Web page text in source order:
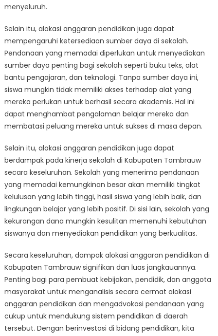
menyeluruh.
Selain itu, alokasi anggaran pendidikan juga dapat
mempengaruhi ketersediaan sumber daya di sekolah.
Pendanaan yang memadai diperlukan untuk menyediakan
sumber daya penting bagi sekolah seperti buku teks, alat
bantu pengajaran, dan teknologi. Tanpa sumber daya ini,
siswa mungkin tidak memiliki akses terhadap alat yang
mereka perlukan untuk berhasil secara akademis. Hal ini
dapat menghambat pengalaman belajar mereka dan
membatasi peluang mereka untuk sukses di masa depan.
Selain itu, alokasi anggaran pendidikan juga dapat
berdampak pada kinerja sekolah di Kabupaten Tambrauw
secara keseluruhan. Sekolah yang menerima pendanaan
yang memadai kemungkinan besar akan memiliki tingkat
kelulusan yang lebih tinggi, hasil siswa yang lebih baik, dan
lingkungan belajar yang lebih positif. Di sisi lain, sekolah yang
kekurangan dana mungkin kesulitan memenuhi kebutuhan
siswanya dan menyediakan pendidikan yang berkualitas.
Secara keseluruhan, dampak alokasi anggaran pendidikan di
Kabupaten Tambrauw signifikan dan luas jangkauannya.
Penting bagi para pembuat kebijakan, pendidik, dan anggota
masyarakat untuk menganalisis secara cermat alokasi
anggaran pendidikan dan mengadvokasi pendanaan yang
cukup untuk mendukung sistem pendidikan di daerah
tersebut. Dengan berinvestasi di bidang pendidikan, kita